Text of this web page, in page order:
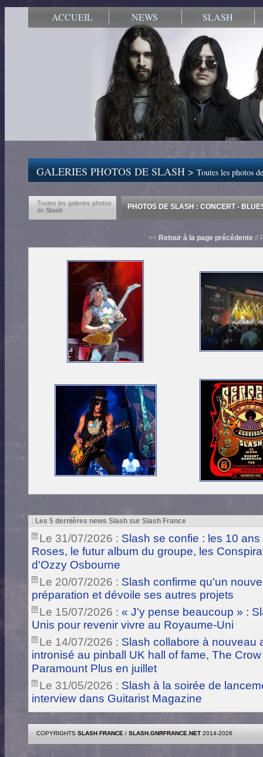
ACCUEIL NEWS SLASH
GALERIES PHOTOS DE SLASH >Toutes les photos
Toutes les galeries photos
de Slash PHOTOS DE SLASH : CONCERT -
<< Retour à la page précédente //
Les 5 dernières news Slash sur Slash France
Le 31/07/2026 : Slash se confie : les 10
Roses, le futur album du groupe, les
d'Ozzy Osbourne
Le 20/07/2026 : Slash confirme qu'un
préparation et dévoile ses autres projets
Le 15/07/2026 : « J'y pense beaucoup » :
Unis pour revenir vivre au Royaume-Uni
Le 14/07/2026 : Slash collabore à nouveau
intronisé au pinball UK hall of fame, The
Paramount Plus en juillet
Le 31/05/2026 : Slash à la soirée de
interview dans Guitarist Magazine
COPYRIGHTS SLASH FRANCE / SLASH.GNRFRANCE.NET 2014-2026